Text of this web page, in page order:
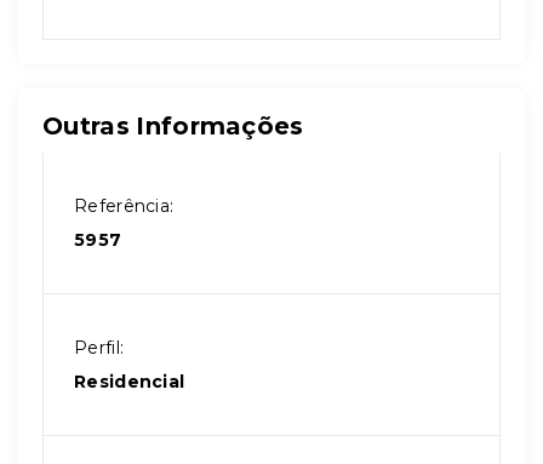
Outras Informações
Referência:
5957
Perfil:
Residencial